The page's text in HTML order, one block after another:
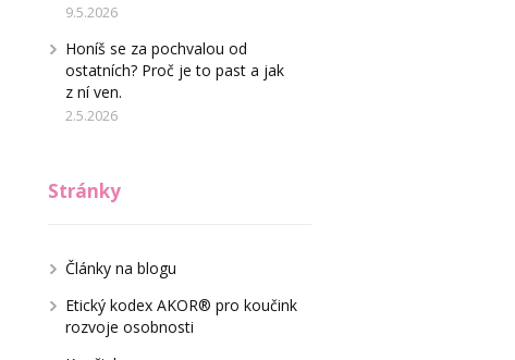
9.5.2026
Honíš se za pochvalou od
ostatních? Proč je to past a jak
z ní ven.
2.5.2026
Stránky
Články na blogu
Etický kodex AKOR® pro koučink
rozvoje osobnosti